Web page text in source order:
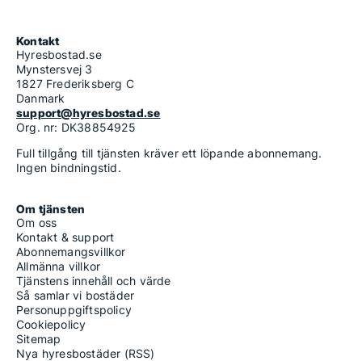
Kontakt
Hyresbostad.se
Mynstersvej 3
1827 Frederiksberg C
Danmark
support@hyresbostad.se
Org. nr: DK38854925
Full tillgång till tjänsten kräver ett löpande abonnemang.
Ingen bindningstid.
Om tjänsten
Om oss
Kontakt & support
Abonnemangsvillkor
Allmänna villkor
Tjänstens innehåll och värde
Så samlar vi bostäder
Personuppgiftspolicy
Cookiepolicy
Sitemap
Nya hyresbostäder (RSS)